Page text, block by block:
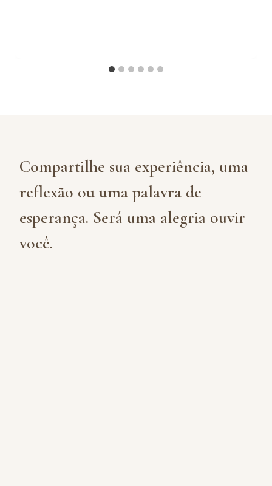
Compartilhe sua experiência, uma
reflexão ou uma palavra de
esperança. Será uma alegria ouvir
você.